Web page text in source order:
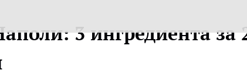
3 ингредиента за